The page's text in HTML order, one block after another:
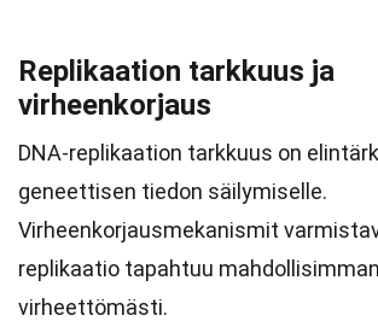
Replikaation tarkkuus ja
virheenkorjaus
DNA-replikaation tarkkuus on
geneettisen tiedon säilymiselle.
Virheenkorjausmekanismit
replikaatio tapahtuu mahdollisimman
virheettömästi.